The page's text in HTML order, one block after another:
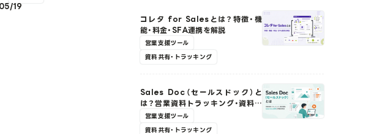
19
コレタ for Salesとは？特徴・機
能・料金・SFA連携を解説
営業支援ツール
資料共有・トラッキング
Sales Doc（セールスドック）と
は？営業資料トラッキング・資料管
理・Salesforce連携の特徴を解説
営業支援ツール
資料共有・トラッキング